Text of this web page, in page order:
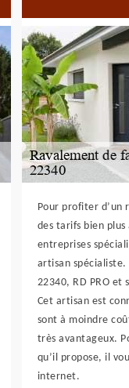
Pour profiter d’un
des tarifs bien plus
entreprises
artisan
22340, RD PRO et
Cet artisan est
sont à moindre
très avantageux.
qu’il propose, il
internet.